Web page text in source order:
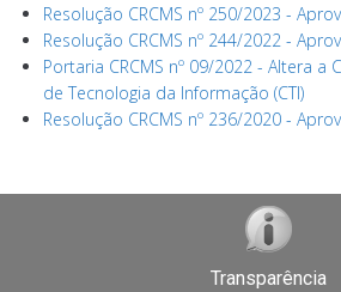
Resolução CRCMS nº 250/2023 -
Resolução CRCMS nº 244/2022 -
Portaria CRCMS nº 09/2022 - Altera
de Tecnologia da Informação (CTI)
Resolução CRCMS nº 236/2020 -
Transparência